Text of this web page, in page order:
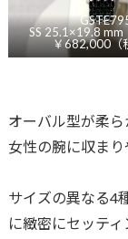
SS 25.1×19.8
￥682,000（
オーバル型が柔ら
女性の腕に収まり
サイズの異なる4
に緻密にセッティ